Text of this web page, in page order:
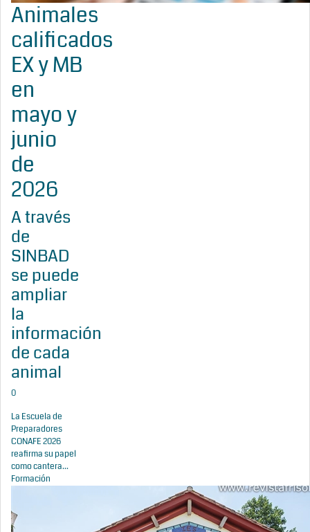
Animales
calificados
EX y MB
en
mayo y
junio
de
2026
A través
de
SINBAD
se puede
ampliar
la
información
de cada
animal
0
La Escuela de
Preparadores
CONAFE 2026
reafirma su papel
como cantera...
Formación